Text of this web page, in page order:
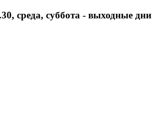
среда, суббота - выходные дни